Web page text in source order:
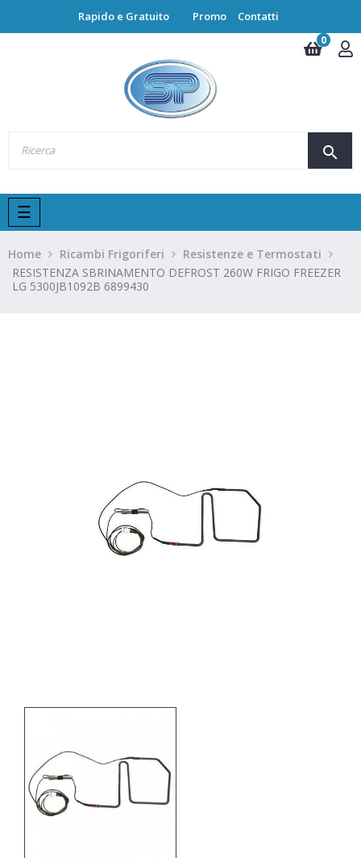
Rapido e Gratuito Promo Contatti
search
0
navigazione
Toggle
☰
Home Ricambi Frigoriferi
Resistenze e Termostati
RESISTENZA SBRINAMENTO DEFROST 260W FRIGO FREEZER
LG 5300JB1092B 6899430